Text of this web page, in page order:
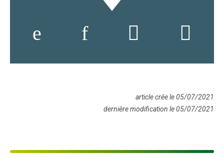
article crée le 05/07/2021
dernière modification le 05/07/2021